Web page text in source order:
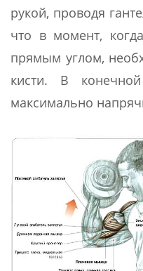
рукой, проводя
что в момент,
прямым углом,
кисти. В
максимально